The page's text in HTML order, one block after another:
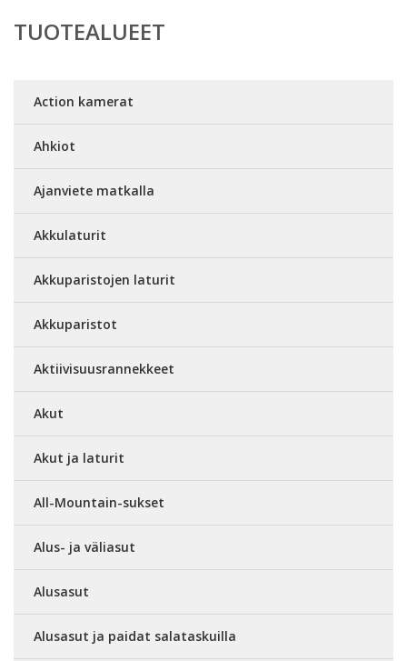
TUOTEALUEET
Action kamerat
Ahkiot
Ajanviete matkalla
Akkulaturit
Akkuparistojen laturit
Akkuparistot
Aktiivisuusrannekkeet
Akut
Akut ja laturit
All-Mountain-sukset
Alus- ja väliasut
Alusasut
Alusasut ja paidat salataskuilla